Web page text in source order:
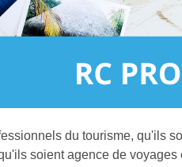
du tourisme, qu'ils
soient agence de voyages